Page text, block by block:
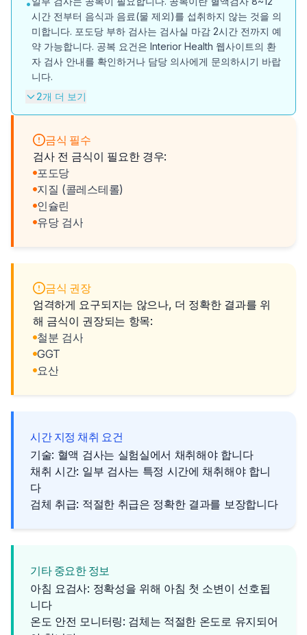
•
시간 전부터 음식과 음료(물 제외)를 섭취하지 않는 것을 의
미합니다. 포도당 부하 검사는 검사실 마감 2시간 전까지 예
약 가능합니다. 공복 요건은 Interior Health 웹사이트의 환
자 검사 안내를 확인하거나 담당 의사에게 문의하시기 바랍
니다.
2개 더 보기
금식 필수
검사 전 금식이 필요한 경우:
포도당
지질 (콜레스테롤)
인슐린
유당 검사
금식 권장
엄격하게 요구되지는 않으나, 더 정확한 결과를 위
해 금식이 권장되는 항목:
철분 검사
GGT
요산
시간 지정 채취 요건
기술: 혈액 검사는 실험실에서 채취해야 합니다
채취 시간: 일부 검사는 특정 시간에 채취해야 합니
다
검체 취급: 적절한 취급은 정확한 결과를 보장합니다
기타 중요한 정보
아침 요검사: 정확성을 위해 아침 첫 소변이 선호됩
니다
온도 안전 모니터링: 검체는 적절한 온도로 유지되어